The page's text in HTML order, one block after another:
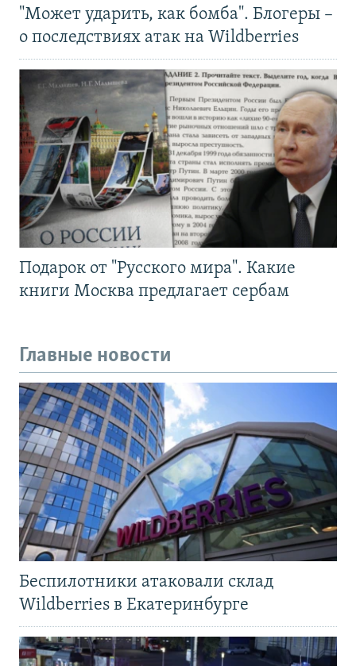
"Может ударить, как бомба". Блогеры –
о последствиях атак на Wildberries
Подарок от "Русского мира". Какие
книги Москва предлагает сербам
Главные новости
Беспилотники атаковали склад
Wildberries в Екатеринбурге